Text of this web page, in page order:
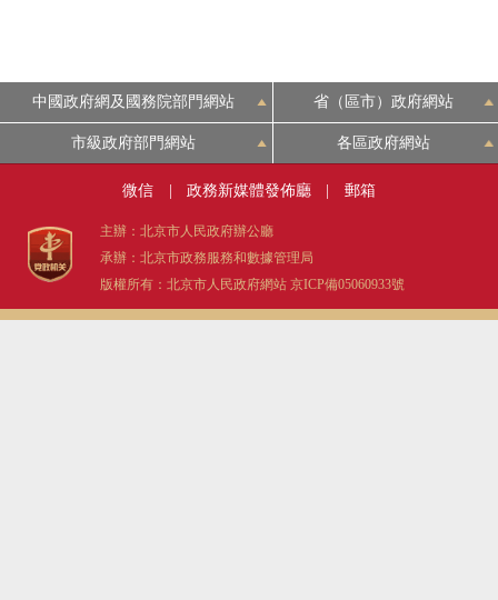
中國政府網及國務院部門網站 省（區市）政府網站
市級政府部門網站 各區政府網站
微信 政務新媒體發佈廳 郵箱
主辦：北京市人民政府辦公廳
承辦：北京市政務服務和數據管理局
版權所有：北京市人民政府網站 京ICP備05060933號